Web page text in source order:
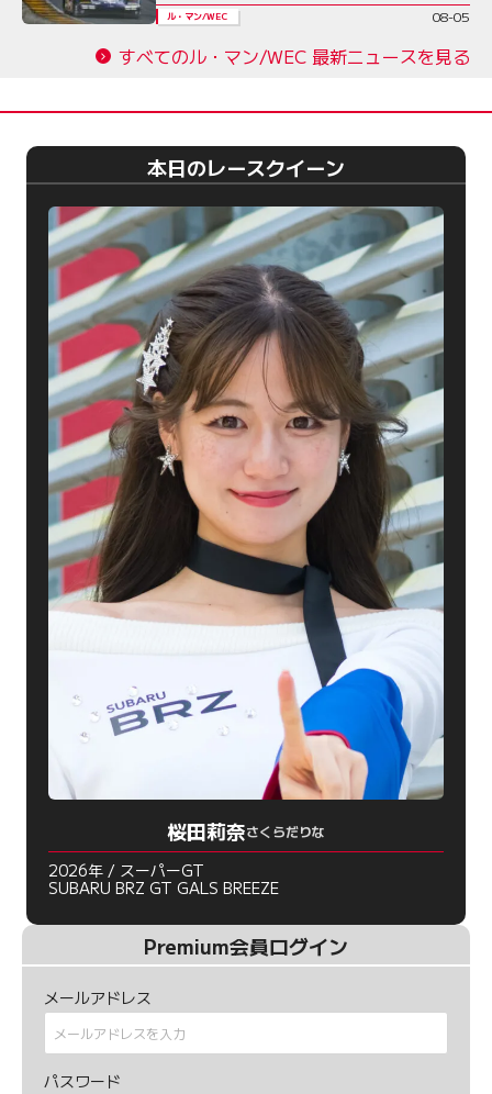
ル・マン/WEC 08-05
すべてのル・マン/WEC 最新ニュースを見る
本日のレースクイーン
桜田莉奈さくらだりな
2026年 / スーパーGT
SUBARU BRZ GT GALS BREEZE
Premium会員ログイン
メールアドレス
パスワード